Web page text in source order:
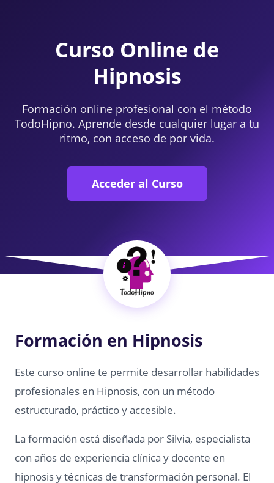
Curso Online de
Hipnosis
Formación online profesional con el método
TodoHipno. Aprende desde cualquier lugar a tu
ritmo, con acceso de por vida.
Acceder al Curso
Formación en Hipnosis
Este curso online te permite desarrollar habilidades
profesionales en Hipnosis, con un método
estructurado, práctico y accesible.
La formación está diseñada por Silvia, especialista
con años de experiencia clínica y docente en
hipnosis y técnicas de transformación personal. El